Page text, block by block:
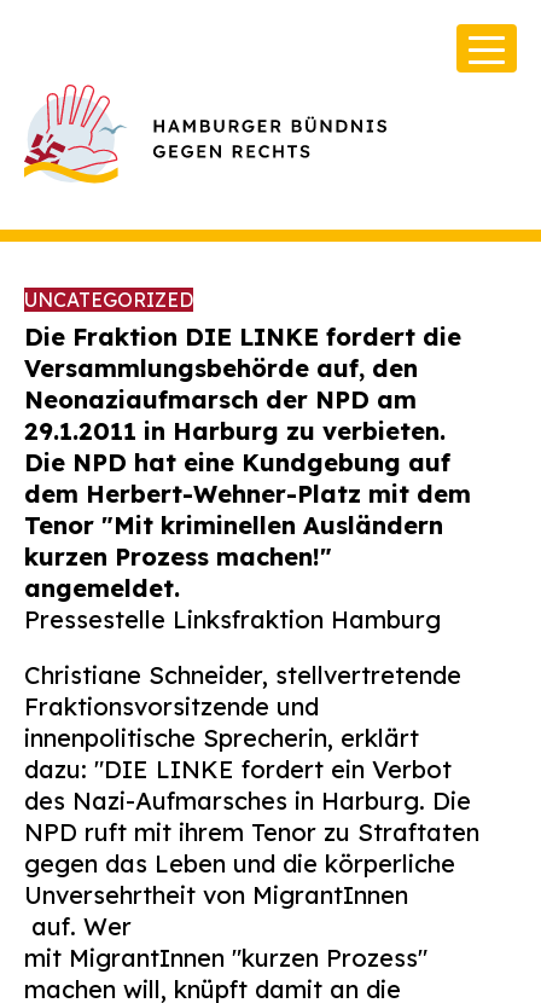
Über Uns
Infos & Broschüren
Archiv
Kontakt
Suchen
nach:
UNCATEGORIZED
Die Fraktion DIE LINKE fordert die
Versammlungsbehörde auf, den
Neonaziaufmarsch der NPD am
29.1.2011 in Harburg zu verbieten.
Die NPD hat eine Kundgebung auf
dem Herbert-Wehner-Platz mit dem
Tenor "Mit kriminellen Ausländern
kurzen Prozess machen!"
angemeldet.
Pressestelle Linksfraktion Hamburg
Christiane Schneider, stellvertretende
Fraktionsvorsitzende und
innenpolitische Sprecherin, erklärt
dazu: "DIE LINKE fordert ein Verbot
des Nazi-Aufmarsches in Harburg. Die
NPD ruft mit ihrem Tenor zu Straftaten
gegen das Leben und die körperliche
Unversehrtheit von MigrantInnen
auf. Wer
mit MigrantInnen "kurzen Prozess"
machen will, knüpft damit an die